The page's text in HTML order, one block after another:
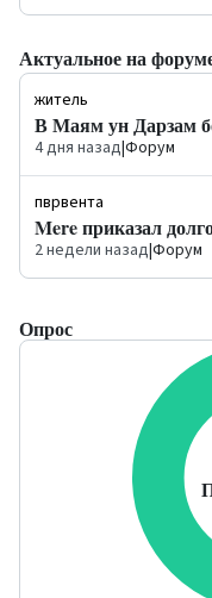
Актуальное на
житель
В Маям ун Дарзам
4 дня назад|Форум
пврвента
Mere приказал
2 недели назад|Форум
Опрос